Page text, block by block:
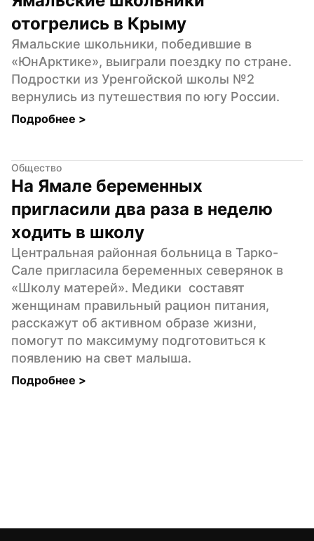
отогрелись в Крыму
Ямальские школьники, победившие в
«ЮнАрктике», выиграли поездку по стране.
Подростки из Уренгойской школы №2
вернулись из путешествия по югу России.
Подробнее >
Общество
На Ямале беременных
пригласили два раза в неделю
ходить в школу
Центральная районная больница в Тарко-
Сале пригласила беременных северянок в
«Школу матерей». Медики  составят
женщинам правильный рацион питания,
расскажут об активном образе жизни,
помогут по максимуму подготовиться к
появлению на свет малыша.
Подробнее >